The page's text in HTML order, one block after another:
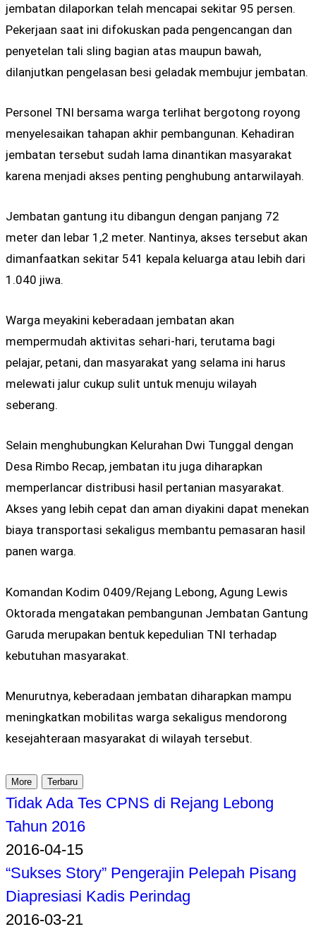
jembatan dilaporkan telah mencapai sekitar 95 persen.
Pekerjaan saat ini difokuskan pada pengencangan dan
penyetelan tali sling bagian atas maupun bawah,
dilanjutkan pengelasan besi geladak membujur jembatan.
Personel TNI bersama warga terlihat bergotong royong
menyelesaikan tahapan akhir pembangunan. Kehadiran
jembatan tersebut sudah lama dinantikan masyarakat
karena menjadi akses penting penghubung antarwilayah.
Jembatan gantung itu dibangun dengan panjang 72
meter dan lebar 1,2 meter. Nantinya, akses tersebut akan
dimanfaatkan sekitar 541 kepala keluarga atau lebih dari
1.040 jiwa.
Warga meyakini keberadaan jembatan akan
mempermudah aktivitas sehari-hari, terutama bagi
pelajar, petani, dan masyarakat yang selama ini harus
melewati jalur cukup sulit untuk menuju wilayah
seberang.
Selain menghubungkan Kelurahan Dwi Tunggal dengan
Desa Rimbo Recap, jembatan itu juga diharapkan
memperlancar distribusi hasil pertanian masyarakat.
Akses yang lebih cepat dan aman diyakini dapat menekan
biaya transportasi sekaligus membantu pemasaran hasil
panen warga.
Komandan Kodim 0409/Rejang Lebong, Agung Lewis
Oktorada mengatakan pembangunan Jembatan Gantung
Garuda merupakan bentuk kepedulian TNI terhadap
kebutuhan masyarakat.
Menurutnya, keberadaan jembatan diharapkan mampu
meningkatkan mobilitas warga sekaligus mendorong
kesejahteraan masyarakat di wilayah tersebut.
More Terbaru
Tidak Ada Tes CPNS di Rejang Lebong
Tahun 2016
2016-04-15
“Sukses Story” Pengerajin Pelepah Pisang
Diapresiasi Kadis Perindag
2016-03-21